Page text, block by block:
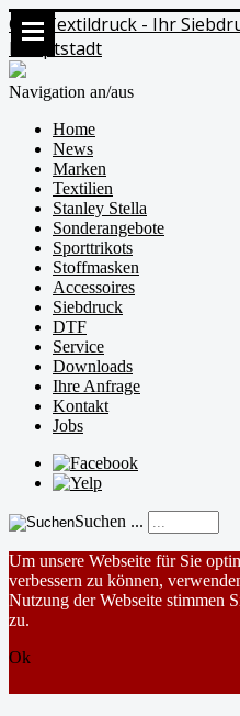
Ods Textildruck - Ihr
Hauptstadt
Navigation an/aus
Home
News
Marken
Textilien
Stanley Stella
Sonderangebote
Sporttrikots
Stoffmasken
Accessoires
Siebdruck
DTF
Service
Downloads
Ihre Anfrage
Kontakt
Jobs
Suchen ...
Um unsere Webseite für Sie
verbessern zu können,
Nutzung der Webseite stimmen
zu.
Ok